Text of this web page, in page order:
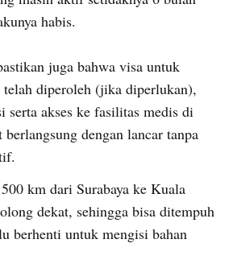
habis.
juga bahwa visa untuk
diperoleh (jika diperlukan),
serta akses ke fasilitas medis di
berlangsung dengan lancar tanpa
km dari Surabaya ke Kuala
dekat, sehingga bisa ditempuh
berhenti untuk mengisi bahan